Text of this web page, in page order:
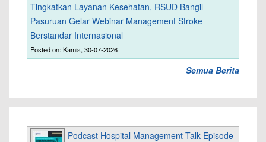
Tingkatkan Layanan Kesehatan, RSUD Bangil
Pasuruan Gelar Webinar Management Stroke
Berstandar Internasional
Posted on: Kamis, 30-07-2026
Semua Berita
Podcast Hospital Management Talk Episode